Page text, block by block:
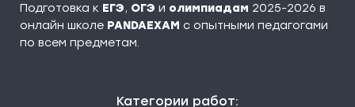
Подготовка к ЕГЭ, ОГЭ и олимпиадам 2025-2026 в
онлайн школе PANDAEXAM c опытными педагогами
по всем предметам.
Категории работ: